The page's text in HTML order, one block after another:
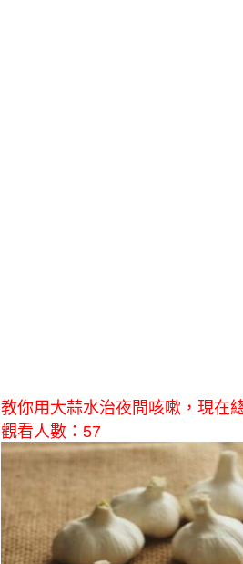
教你用大蒜水治夜間咳嗽，現在
觀看人數：57